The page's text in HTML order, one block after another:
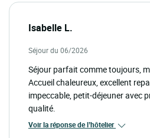
Isabelle L.
Séjour du 06/2026
Séjour parfait comme toujours,
Accueil chaleureux, excellent
impeccable, petit-déjeuner avec
qualité.
Voir la réponse de l’hôtelier